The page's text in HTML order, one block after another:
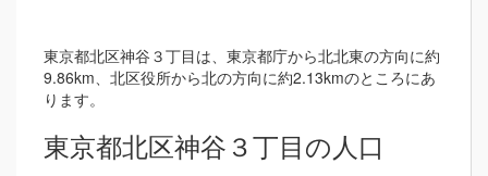
東京都北区神谷３丁目は、東京都庁から北北東の方向に約
9.86km、北区役所から北の方向に約2.13kmのところにあ
ります。
東京都北区神谷３丁目の人口